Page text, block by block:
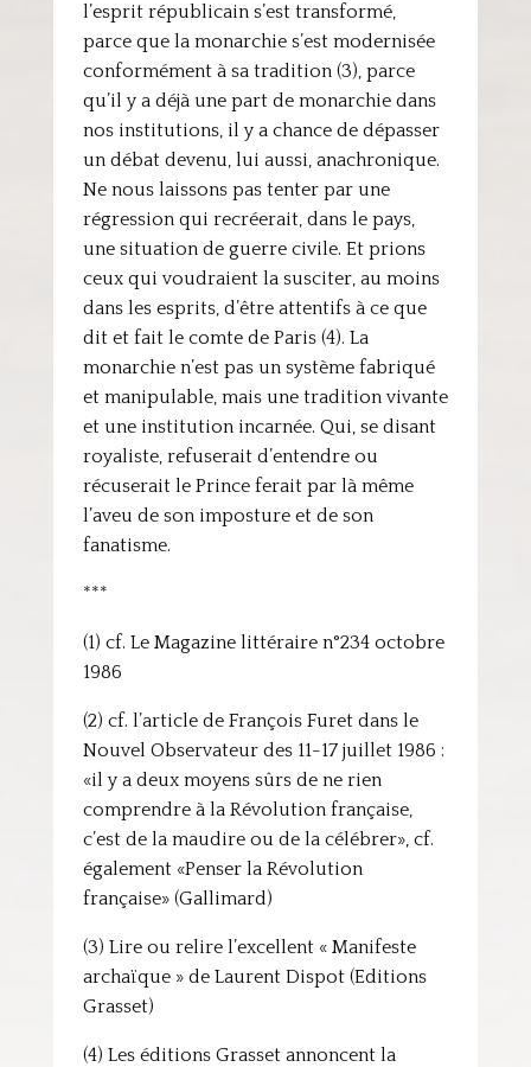
l’esprit républicain s’est transformé,
parce que la monarchie s’est modernisée
conformément à sa tradition (3), parce
qu’il y a déjà une part de monarchie dans
nos institutions, il y a chance de dépasser
un débat devenu, lui aussi, anachronique.
Ne nous laissons pas tenter par une
régression qui recréerait, dans le pays,
une situation de guerre civile. Et prions
ceux qui voudraient la susciter, au moins
dans les esprits, d’être attentifs à ce que
dit et fait le comte de Paris (4). La
monarchie n’est pas un système fabriqué
et manipulable, mais une tradition vivante
et une institution incarnée. Qui, se disant
royaliste, refuserait d’entendre ou
récuserait le Prince ferait par là même
l’aveu de son imposture et de son
fanatisme.
***
(1) cf. Le Magazine littéraire n°234 octobre
1986
(2) cf. l’article de François Furet dans le
Nouvel Observateur des 11-17 juillet 1986 :
«il y a deux moyens sûrs de ne rien
comprendre à la Révolution française,
c’est de la maudire ou de la célébrer», cf.
également «Penser la Révolution
française» (Gallimard)
(3) Lire ou relire l’excellent « Manifeste
archaïque » de Laurent Dispot (Editions
Grasset)
(4) Les éditions Grasset annoncent la